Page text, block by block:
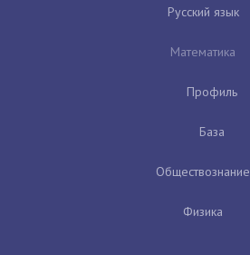
Русский язык
Математика
Профиль
База
Обществознание
Физика